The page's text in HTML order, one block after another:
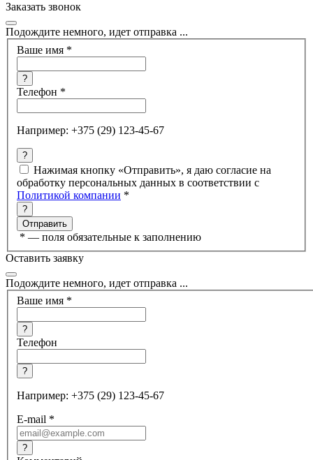
Заказать звонок
Подождите немного, идет отправка ...
Ваше имя *
?
Телефон *
Например: +375 (29) 123-45-67
?
Нажимая кнопку «Отправить», я даю согласие на
обработку персональных данных в соответствии с
Политикой компании *
?
* — поля обязательные к заполнению
Оставить заявку
Подождите немного, идет отправка ...
Ваше имя *
?
Телефон
?
Например: +375 (29) 123-45-67
E-mail *
?